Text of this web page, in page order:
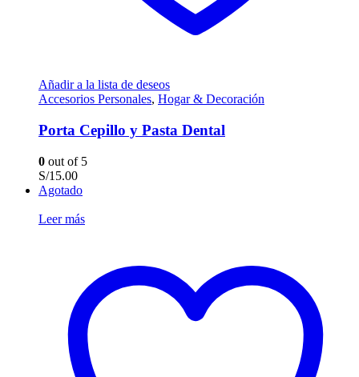
Añadir a la lista de deseos
Accesorios Personales, Hogar & Decoración
Porta Cepillo y Pasta Dental
0 out of 5
S/15.00
Agotado
Leer más